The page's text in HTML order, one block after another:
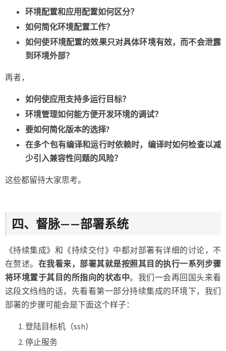
环境配置和应用配置如何区分？
如何简化环境配置工作？
如何使环境配置的效果只对具体环境有效，而不会泄露
到环境外部？
再者，
如何使应用支持多运行目标？
环境管理如何能方便开发环境的调试？
要如何简化版本的选择?
在多个包有编译和运行时依赖时，编译时如何检查以减
少引入兼容性问题的风险？
这些都留待大家思考。
四、督脉——部署系统
《持续集成》和《持续交付》中都对部署有详细的讨论，不
在赘述。 在我看来，部署其就是按照其目的执行一系列步骤
将环境置于其目的所指向的状态中。我们一会再回国头来看
这段文绉绉的话，先看看第一部分持续集成的环境下，我们
部署的步骤可能会是下面这个样子：
登陆目标机（ssh）
停止服务